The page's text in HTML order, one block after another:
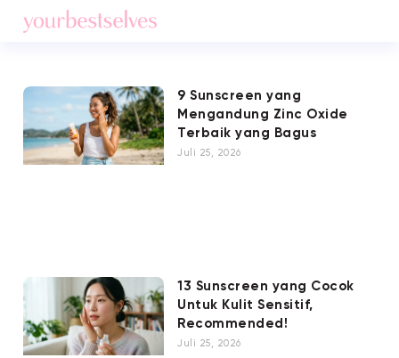
9 Sunscreen yang
Mengandung Zinc Oxide
Terbaik yang Bagus
Juli 25, 2026
13 Sunscreen yang Cocok
Untuk Kulit Sensitif,
Recommended!
Juli 25, 2026